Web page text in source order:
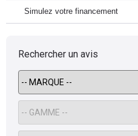
Simulez votre financement
Rechercher un avis